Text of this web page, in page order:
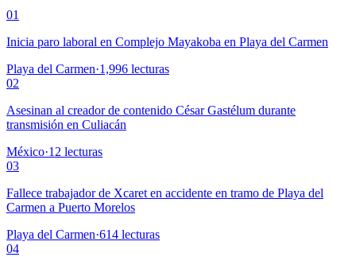
01
Inicia paro laboral en Complejo Mayakoba en Playa del Carmen
Playa del Carmen·1,996 lecturas
02
Asesinan al creador de contenido César Gastélum durante
transmisión en Culiacán
México·12 lecturas
03
Fallece trabajador de Xcaret en accidente en tramo de Playa del
Carmen a Puerto Morelos
Playa del Carmen·614 lecturas
04